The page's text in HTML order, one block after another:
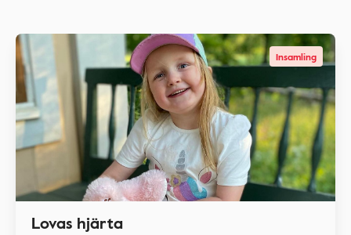
Insamling
Lovas hjärta